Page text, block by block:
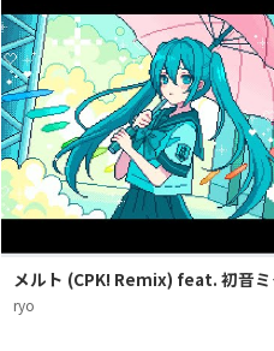
メルト (CPK! Remix) feat. 初音ミ
ryo